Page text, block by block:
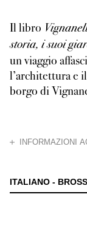
Il libro
storia, i suoi
un viaggio
l’architettura e
borgo di
INFORMAZIONI
Situato nella Tuscia
ITALIANO -